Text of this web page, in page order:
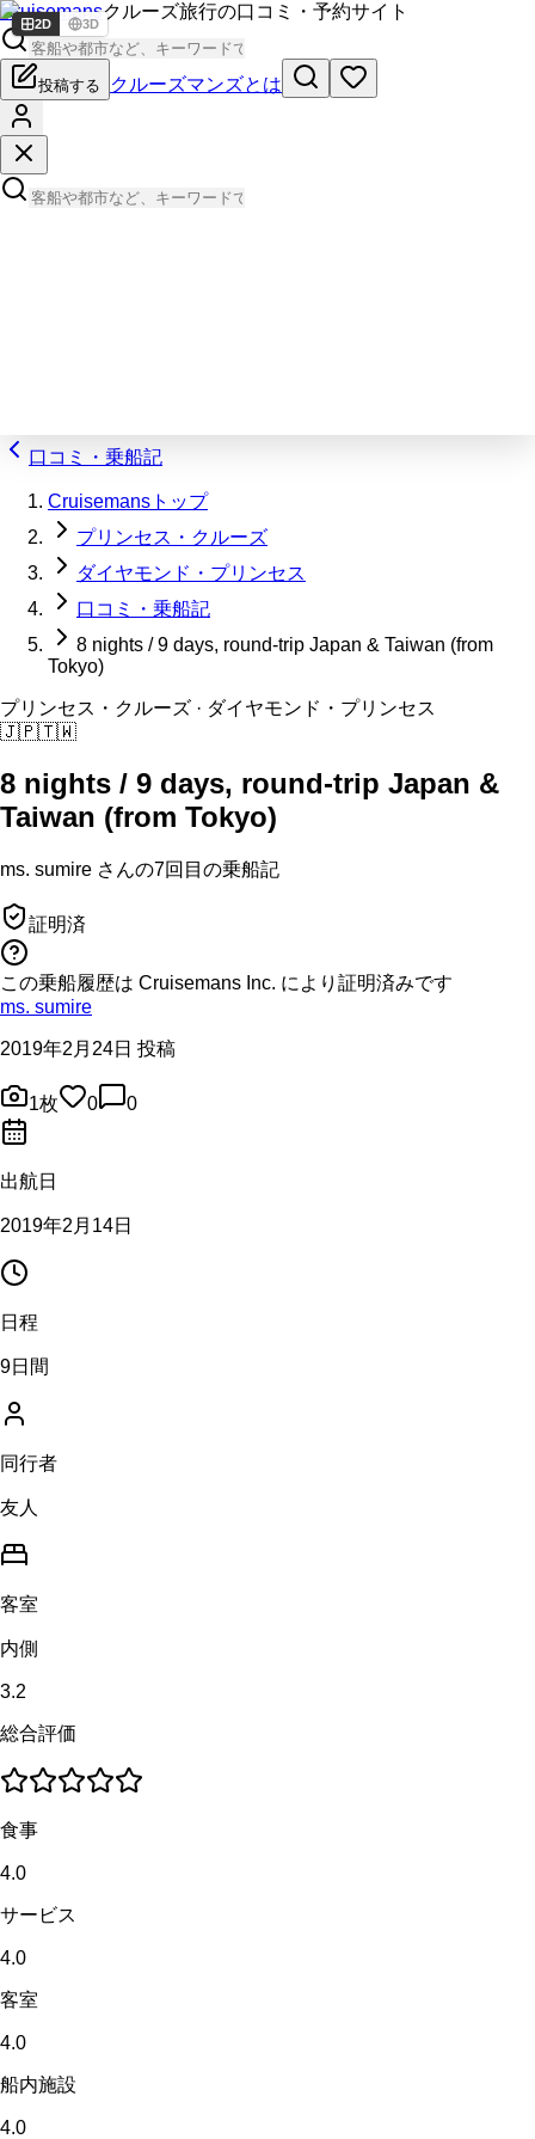
Cruisemansクルーズ旅行の口コミ・予約サイト
投稿する クルーズマンズとは
口コミ・乗船記
Cruisemansトップ
プリンセス・クルーズ
ダイヤモンド・プリンセス
口コミ・乗船記
8 nights / 9 days, round-trip Japan & Taiwan (from
Tokyo)
プリンセス・クルーズ · ダイヤモンド・プリンセス
🇯🇵🇹🇼
8 nights / 9 days, round-trip Japan &
Taiwan (from Tokyo)
ms. sumire さんの7回目の乗船記
証明済
この乗船履歴は Cruisemans Inc. により証明済みです
ms. sumire
2019年2月24日 投稿
1枚 0 0
出航日
2019年2月14日
日程
9日間
同行者
友人
客室
内側
3.2
総合評価
食事
4.0
サービス
4.0
客室
4.0
船内施設
4.0
2D 3D